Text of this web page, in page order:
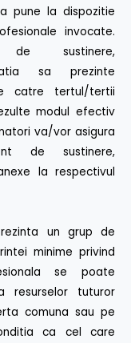
pune la dispozitie
invocate.
sustinere,
sa prezinte
catre tertul/tertii
modul efectiv
va/vor asigura
de sustinere,
la respectivul
un grup de
minime privind
se poate
resurselor tuturor
comuna sau pe
ca cel care